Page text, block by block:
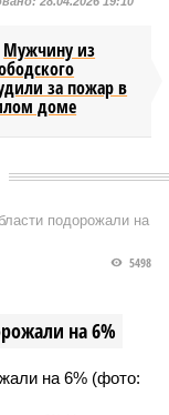
Мужчину из
за пожар в
доме
подорожали на
на 6%
5498